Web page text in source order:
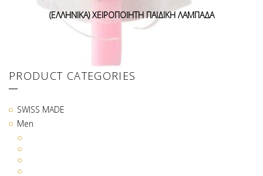
(ΕΛΛΗΝΙΚΑ) ΧΕΙΡΟΠΟΙΗΤΗ ΠΑΙΔΙΚΗ ΛΑΜΠΑΔΑ
PRODUCT CATEGORIES
SWISS MADE
Men